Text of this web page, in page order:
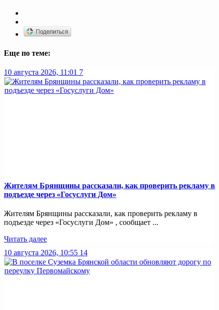
Еще по теме:
10 августа 2026, 11:01 7
Жителям Брянщины рассказали, как проверить рекламу в
подъезде через «Госуслуги Дом»
Жителям Брянщины рассказали, как проверить рекламу в
подъезде через «Госуслуги Дом» , сообщает ...
Читать далее
10 августа 2026, 10:55 14